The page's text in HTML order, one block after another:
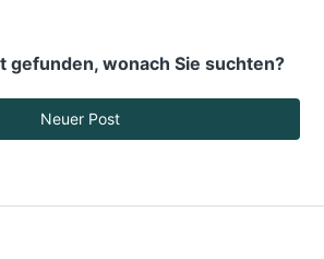
gefunden, wonach Sie suchten?
Neuer Post